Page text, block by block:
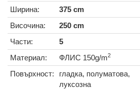
Ширина:
375 cm
Височина:
250 cm
Части:
5
Материал:
ФЛИС 150g/m2
Повърхност:
гладка, полуматова,
луксозна